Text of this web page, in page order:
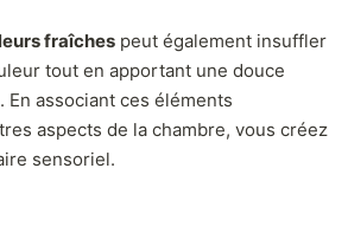
fraîches peut également insuffler
tout en apportant une douce
En associant ces éléments
aspects de la chambre, vous créez
sensoriel.